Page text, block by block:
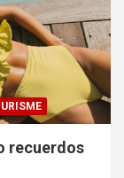
recuerdos